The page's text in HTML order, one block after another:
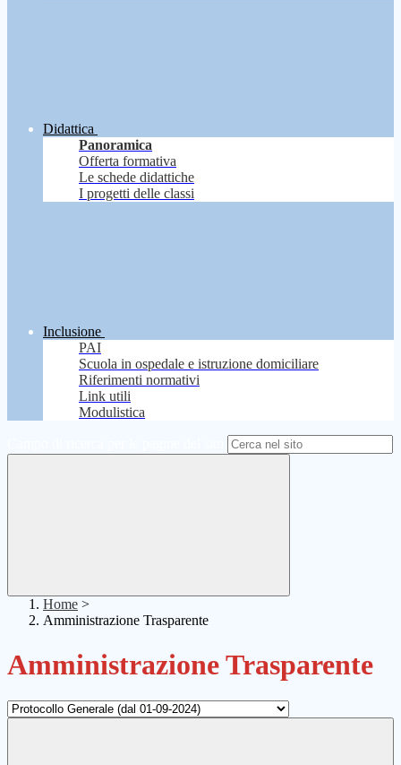
Didattica
Panoramica
Offerta formativa
Le schede didattiche
I progetti delle classi
Inclusione
PAI
Scuola in ospedale e istruzione domiciliare
Riferimenti normativi
Link utili
Modulistica
Home >
Amministrazione Trasparente
Amministrazione Trasparente